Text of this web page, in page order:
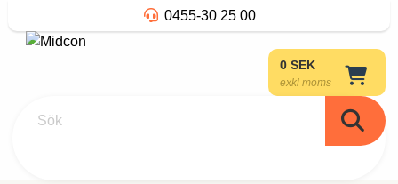
0455-30 25 00
0 SEK
exkl moms
Sök